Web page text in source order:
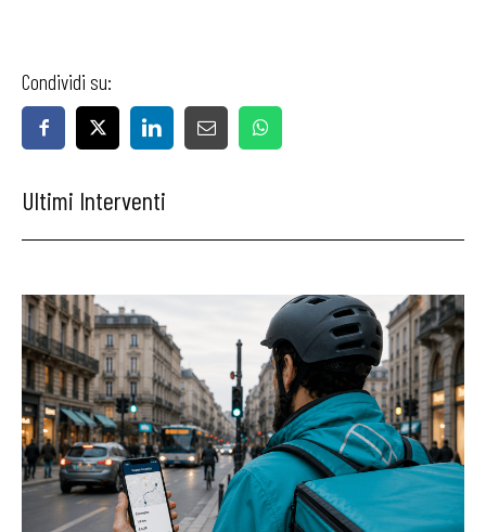
Condividi su:
Ultimi Interventi